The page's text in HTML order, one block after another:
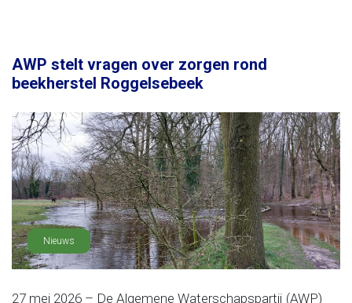
AWP stelt vragen over zorgen rond
beekherstel Roggelsebeek
Nieuws
27 mei 2026 – De Algemene Waterschapspartij (AWP)